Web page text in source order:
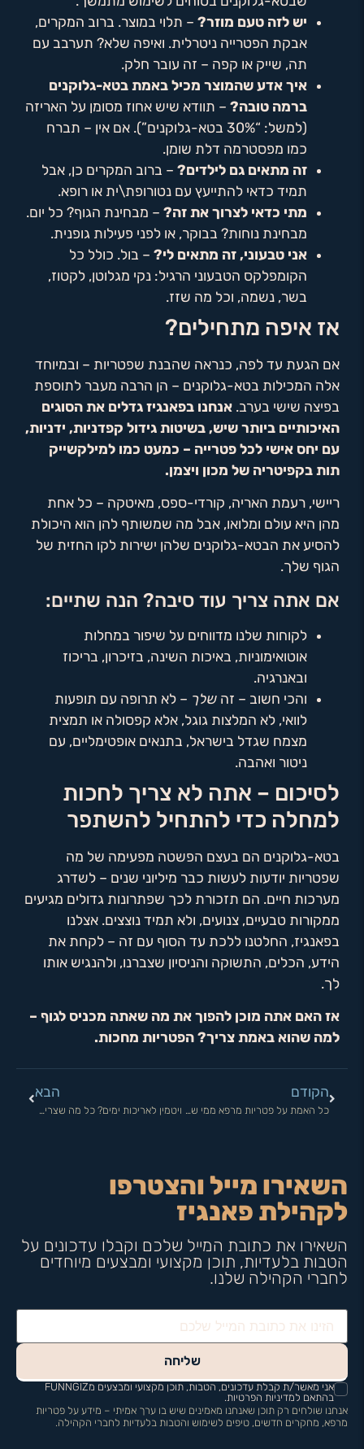
יש לזה טעם מוזר? – תלוי במוצר. ברוב המקרים,
אבקת הפטרייה ניטרלית. ואיפה שלא? תערבב עם
תה, שייק או קפה – זה עובר חלק.
איך אדע שהמוצר מכיל באמת בטא-גלוקנים
ברמה טובה? – תוודא שיש אחוז מסומן על האריזה
(למשל: “30% בטא-גלוקנים”). אם אין – תברח
כמו מפסטרמה דלת שומן.
זה מתאים גם לילדים? – ברוב המקרים כן, אבל
תמיד כדאי להתייעץ עם נטורופת\ית או רופא.
מתי כדאי לצרוך את זה? – מבחינת הגוף? כל יום.
מבחינת נוחות? בבוקר, או לפני פעילות גופנית.
אני טבעוני, זה מתאים לי? – בול. כולל כל
הקומפלקס הטבעוני הרגיל: נקי מגלוטן, לקטוז,
בשר, נשמה, וכל מה שזז.
אז איפה מתחילים?
אם הגעת עד לפה, כנראה שהבנת שפטריות – ובמיוחד
אלה המכילות בטא-גלוקנים – הן הרבה מעבר לתוספת
בפיצה שישי בערב. אנחנו בפאנגיז גדלים את הסוגים
האיכותיים ביותר שיש, בשיטות גידול קפדניות, ידניות,
עם יחס אישי לכל פטרייה – כמעט כמו למילקשייק
תות בקפיטריה של מכון ויצמן.
ריישי, רעמת האריה, קורדי-ספס, מאיטקה – כל אחת
מהן היא עולם ומלואו, אבל מה שמשותף להן הוא היכולת
להסיע את הבטא-גלוקנים שלהן ישירות לקו החזית של
הגוף שלך.
אם אתה צריך עוד סיבה? הנה שתיים:
לקוחות שלנו מדווחים על שיפור במחלות
אוטואימוניות, באיכות השינה, בזיכרון, בריכוז
ובאנרגיה.
והכי חשוב – זה שלך – לא תרופה עם תופעות
לוואי, לא המלצות גוגל, אלא קפסולה או תמצית
מצמח שגדל בישראל, בתנאים אופטימליים, עם
ניטור ואהבה.
לסיכום – אתה לא צריך לחכות
למחלה כדי להתחיל להשתפר
בטא-גלוקנים הם בעצם הפשטה מפעימה של מה
שפטריות יודעות לעשות כבר מיליוני שנים – לשדרג
מערכות חיים. הם תזכורת לכך שפתרונות גדולים מגיעים
ממקורות טבעיים, צנועים, ולא תמיד נוצצים. אצלנו
בפאנגיז, החלטנו ללכת עד הסוף עם זה – לקחת את
הידע, הכלים, התשוקה והניסיון שצברנו, ולהנגיש אותו
לך.
אז האם אתה מוכן להפוך את מה שאתה מכניס לגוף –
למה שהוא באמת צריך? הפטריות מחכות.
הקודם
כל האמת על פטריות מרפא ממי שמגדל וממצה בעצמו
הבא
ויטמין לאריכות ימים? כל מה שצריך לדעת על ארגותיונין ופטריות מרפא
השאירו מייל והצטרפו
לקהילת פאנגיז
השאירו את כתובת המייל שלכם וקבלו עדכונים על
הטבות בלעדיות, תוכן מקצועי ומבצעים מיוחדים
לחברי הקהילה שלנו.
שליחה
אני מאשר/ת קבלת עדכונים, הטבות, תוכן מקצועי ומבצעים מFUNNGIZ
בהתאם למדיניות הפרטיות.
אנחנו שולחים רק תוכן שאנחנו מאמינים שיש בו ערך אמיתי – מידע על פטריות
מרפא, מחקרים חדשים, טיפים לשימוש והטבות בלעדיות לחברי הקהילה.